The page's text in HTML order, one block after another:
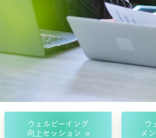
ウェルビーイング
向上セッション
ウ
メ